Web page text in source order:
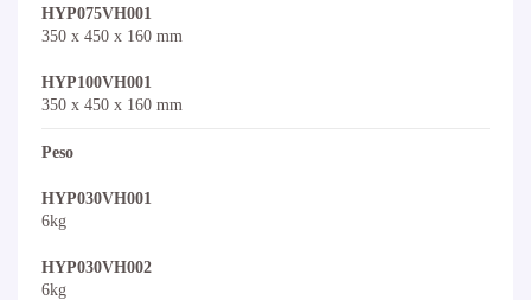
HYP075VH001
350 x 450 x 160 mm
HYP100VH001
350 x 450 x 160 mm
Peso
HYP030VH001
6kg
HYP030VH002
6kg